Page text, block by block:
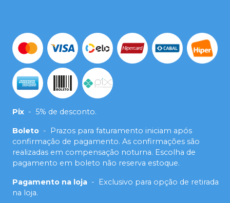
Pix - 5% de desconto.
Boleto -
Prazos para faturamento iniciam após
confirmação de pagamento. As confirmações são
realizadas em compensação noturna. Escolha de
pagamento em boleto não reserva estoque.
Pagamento na loja -
Exclusivo para opção de retirada
na loja.